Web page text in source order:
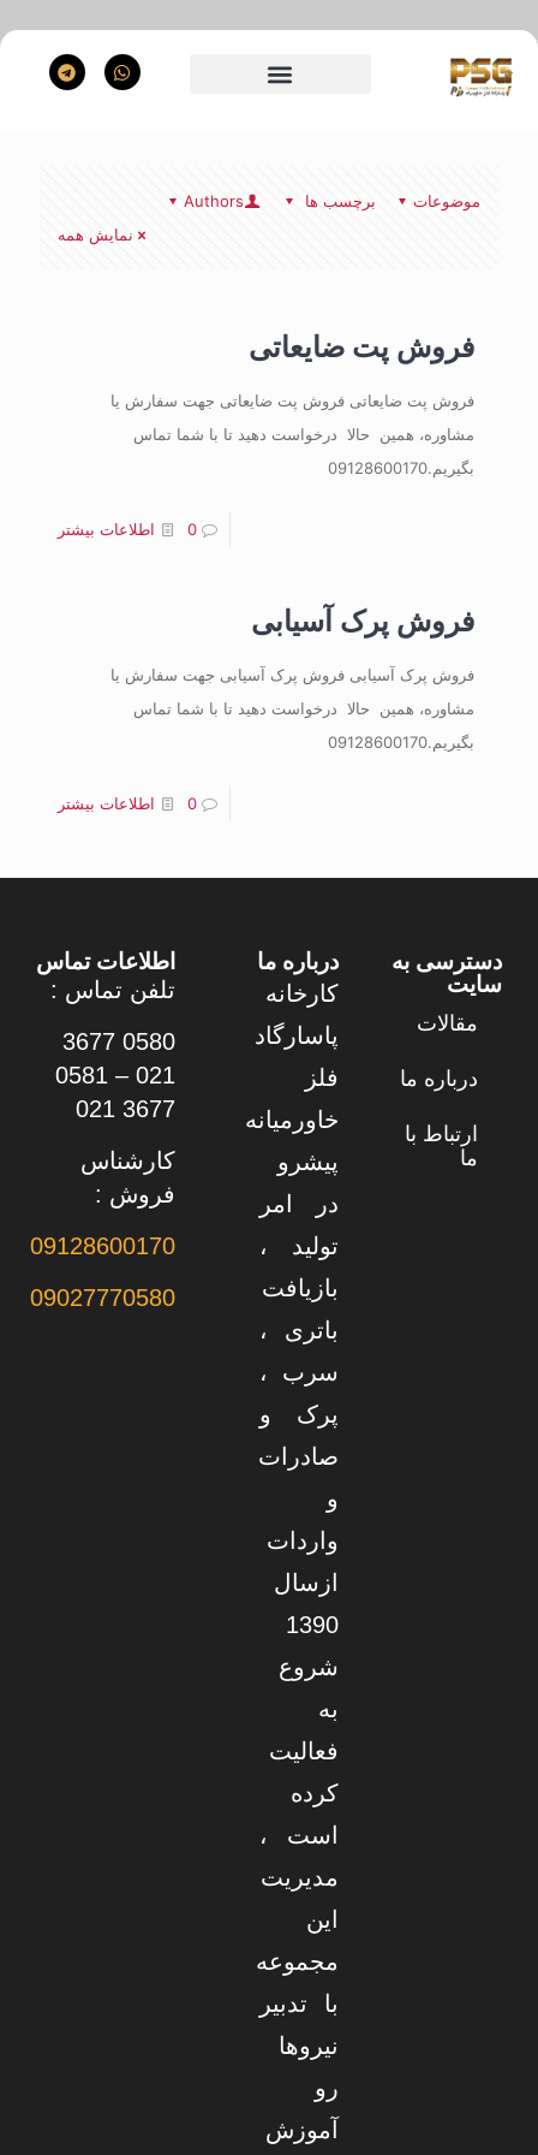
موضوعات برچسب ها
Authors
نمایش همه
فروش پت ضایعاتی
فروش پت ضایعاتی فروش پت ضایعاتی جهت سفارش یا
مشاوره، همین حالا درخواست دهید تا با شما تماس
بگیریم.09128600170
0 اطلاعات بیشتر
فروش پرک آسیابی
فروش پرک آسیابی فروش پرک آسیابی جهت سفارش یا
مشاوره، همین حالا درخواست دهید تا با شما تماس
بگیریم.09128600170
0 اطلاعات بیشتر
دسترسی به
سایت
مقالات
درباره ما
ارتباط با
ما
درباره ما
کارخانه
پاسارگاد
فلز
خاورمیانه
پیشرو
در امر
تولید ،
بازیافت
باتری ،
سرب ،
پرک و
صادرات
و
واردات
ازسال
1390
شروع
به
فعالیت
کرده
است ،
مدیریت
این
مجموعه
با تدبیر
نیروها
رو
آموزش
اطلاعات تماس
تلفن تماس :
0580 3677
021 – 0581
3677 021
کارشناس
فروش :
09128600170
09027770580